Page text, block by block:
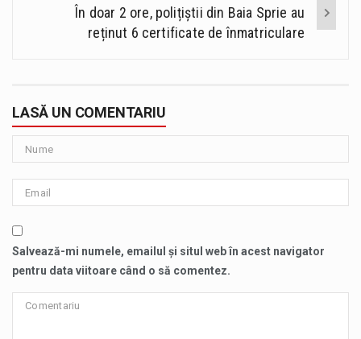
În doar 2 ore, polițiștii din Baia Sprie au
reținut 6 certificate de înmatriculare
LASĂ UN COMENTARIU
Salvează-mi numele, emailul și situl web în acest navigator
pentru data viitoare când o să comentez.